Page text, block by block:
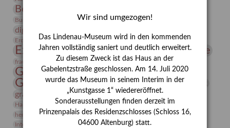
Bernhard August von Lindenau
Burg Posterstein Conrad Felixmüller Depot
digitallabor
Erdmann Julius Dietrich
Erlebnisportal estrusker Exlibris
Expressionismus Festrede Florenz Fotografie
frauen Frauen in der Antike und heute
Gerhard-Altenbourg-Preis
Gerhard Altenbourg
Gerhard Kurt Müller
grafische sammlung griechische Mythologie
Hanns-Conon von der Gabelentz Heinrich Kirchhoff Heldinnen
herman de vries Humboldt
Insekten
Integriertes Schädlingsmanagement
Italien Jahresempfang
Wir sind umgezogen!
Das Lindenau-Museum wird in den kommenden
Jahren vollständig saniert und deutlich erweitert.
Zu diesem Zweck ist das Haus an der
Gabelentzstraße geschlossen. Am 14. Juli 2020
wurde das Museum in seinem Interim in der
„Kunstgasse 1“ wiedereröffnet.
Sonderausstellungen finden derzeit im
Prinzenpalais des Residenzschlosses (Schloss 16,
04600 Altenburg) statt.